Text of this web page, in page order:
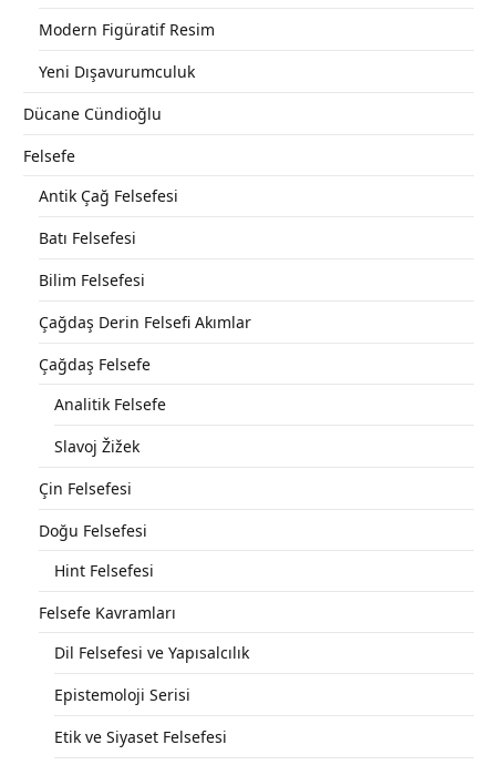
Modern Figüratif Resim
Yeni Dışavurumculuk
Dücane Cündioğlu
Felsefe
Antik Çağ Felsefesi
Batı Felsefesi
Bilim Felsefesi
Çağdaş Derin Felsefi Akımlar
Çağdaş Felsefe
Analitik Felsefe
Slavoj Žižek
Çin Felsefesi
Doğu Felsefesi
Hint Felsefesi
Felsefe Kavramları
Dil Felsefesi ve Yapısalcılık
Epistemoloji Serisi
Etik ve Siyaset Felsefesi